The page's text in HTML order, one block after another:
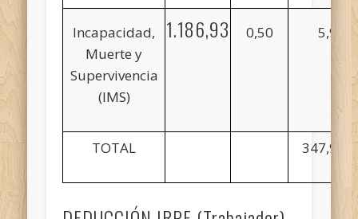
Incapacidad,
Muerte y
Supervivencia
(IMS)
1.186,93 0,50 5,93
TOTAL 347,96